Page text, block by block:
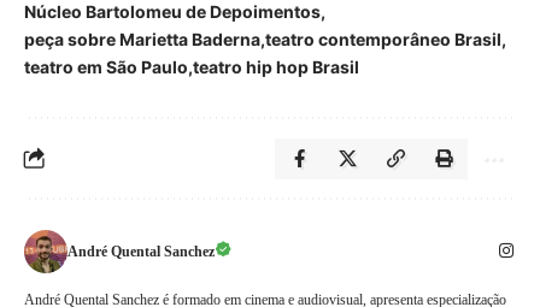
Núcleo Bartolomeu de Depoimentos
peça sobre Marietta Baderna teatro contemporâneo Brasil
teatro em São Paulo teatro hip hop Brasil
André Quental Sanchez
André Quental Sanchez é formado em cinema e audiovisual, apresenta especialização